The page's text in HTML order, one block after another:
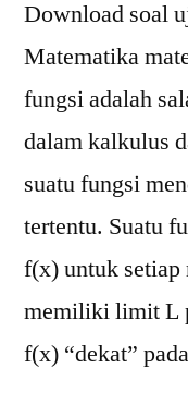
Download soal
Matematika
fungsi adalah
dalam kalkulus
suatu fungsi
tertentu. Suatu
f(x) untuk setiap
memiliki limit L
f(x) “dekat”